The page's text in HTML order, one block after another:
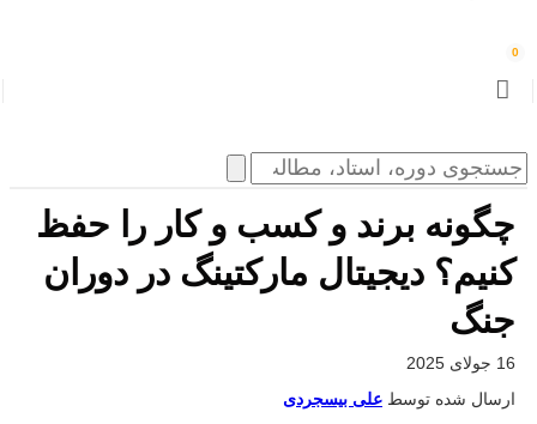
0
چگونه برند و کسب‌ و‌ کار را حفظ
کنیم؟ دیجیتال مارکتینگ در دوران
جنگ
16 جولای 2025
ارسال شده توسط علی بیسجردی